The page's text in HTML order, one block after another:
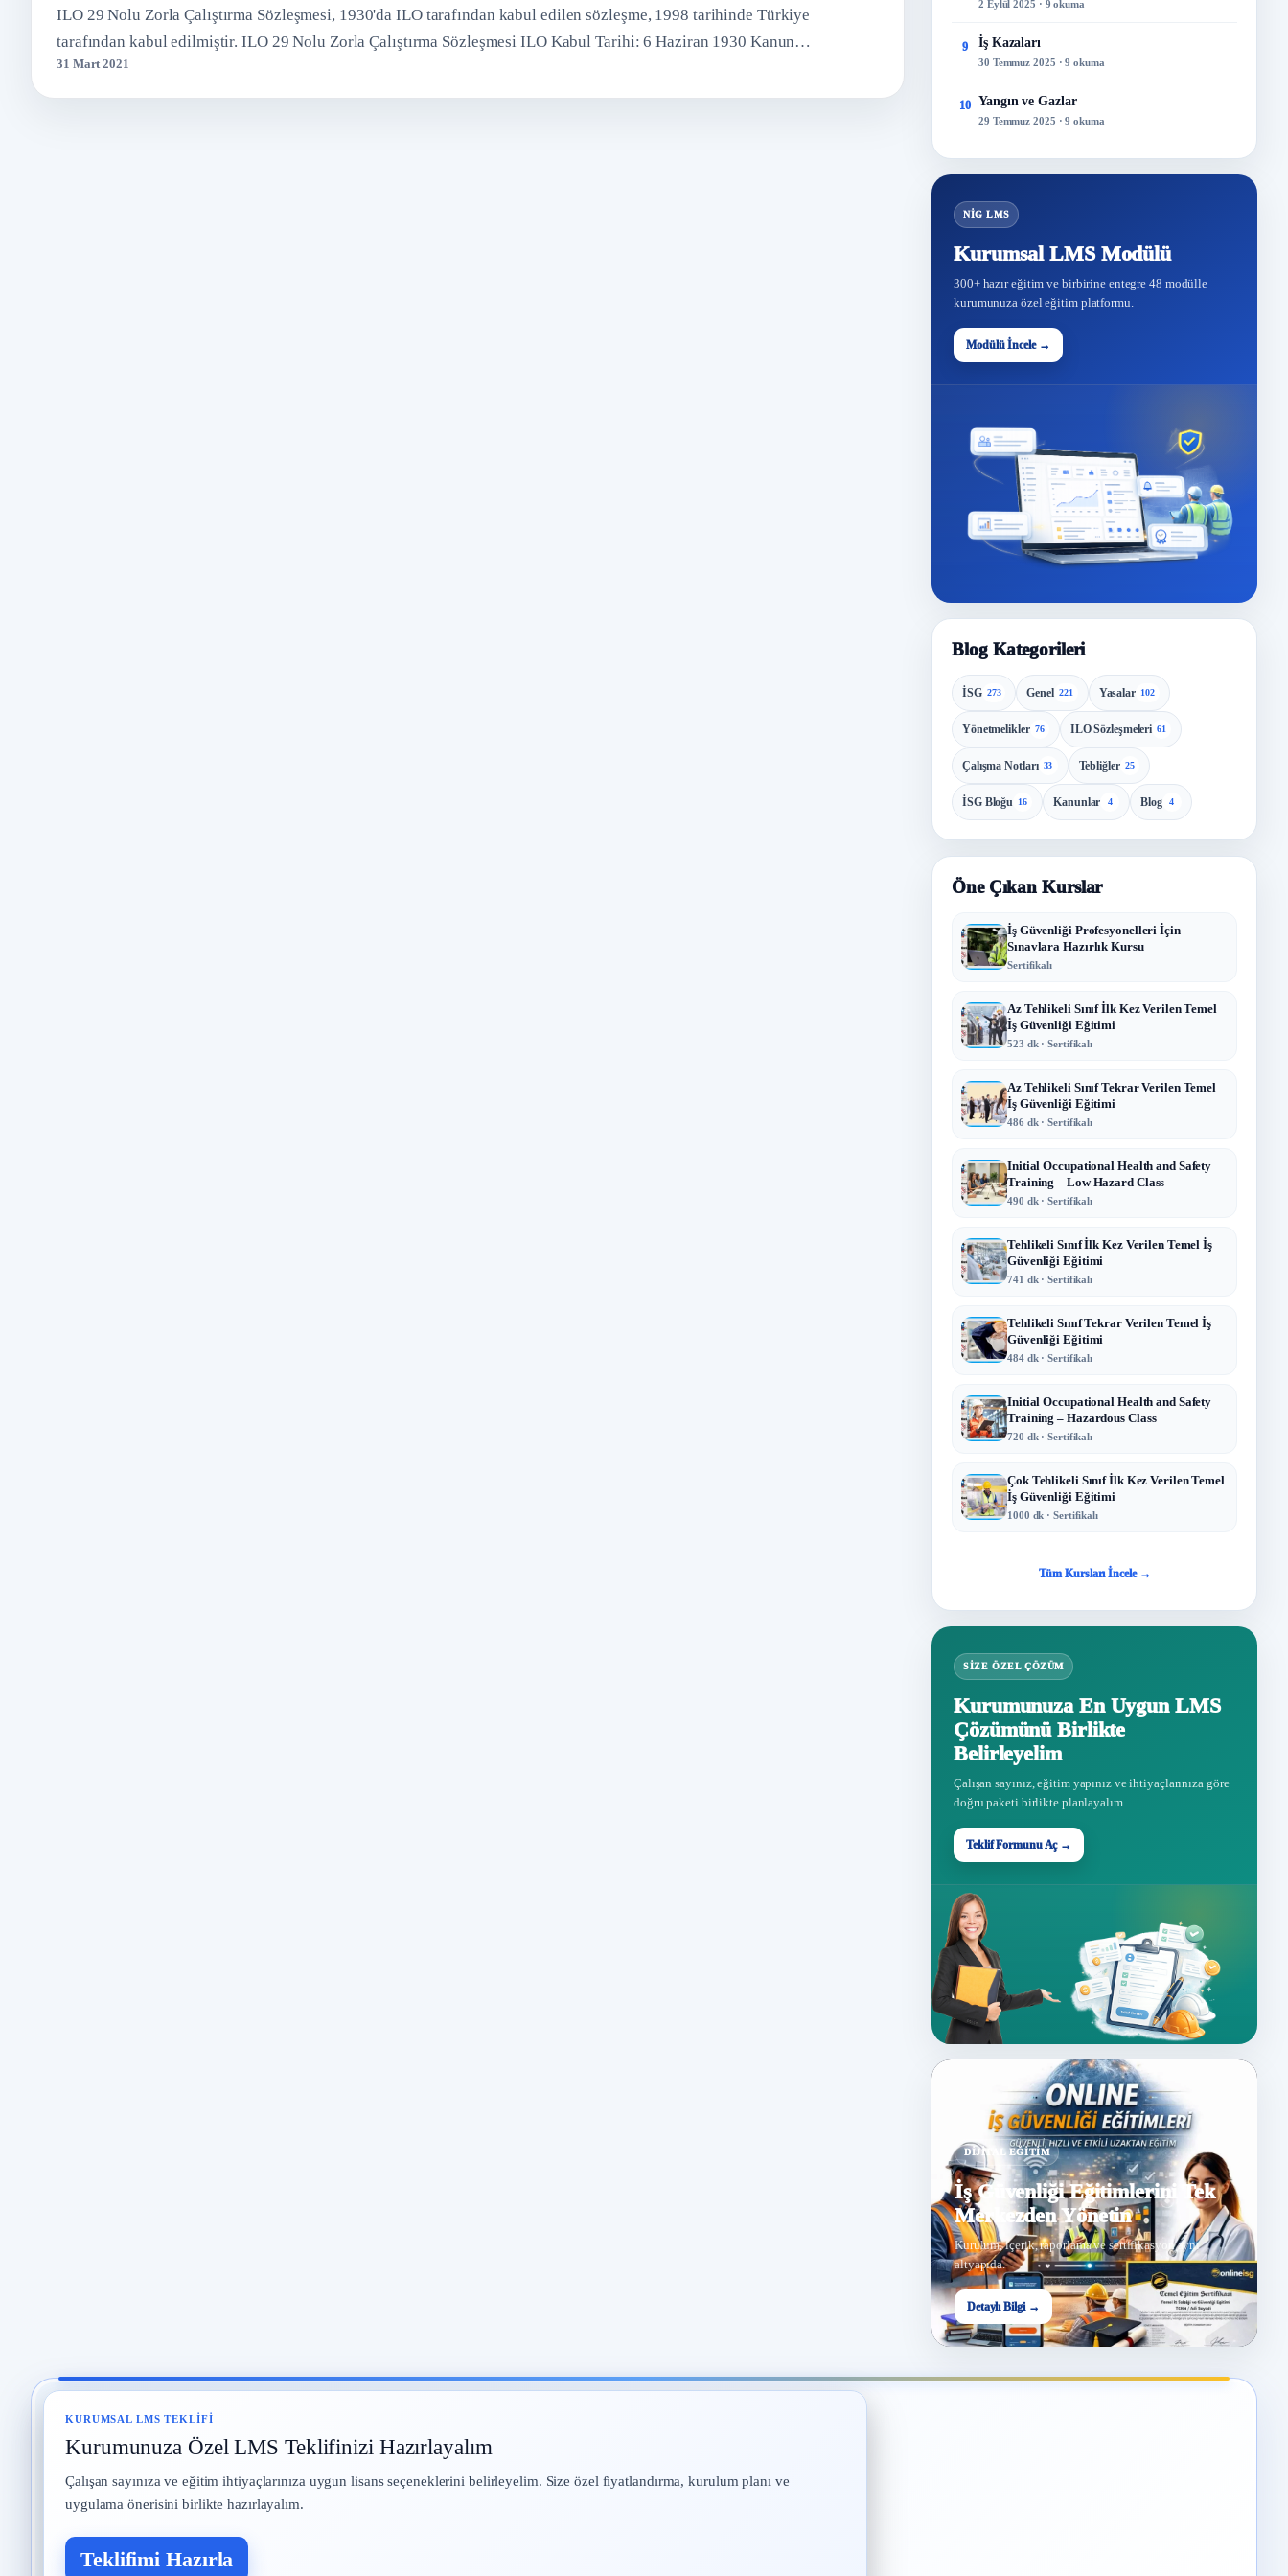
ILO 29 Nolu Zorla Çalıştırma Sözleşmesi, 1930'da ILO tarafından kabul edilen sözleşme, 1998 tarihinde Türkiye
tarafından kabul edilmiştir. ILO 29 Nolu Zorla Çalıştırma Sözleşmesi ILO Kabul Tarihi: 6 Haziran 1930 Kanun…
31 Mart 2021
2 Eylül 2025 · 9 okuma
9 İş Kazaları
30 Temmuz 2025 · 9 okuma
10 Yangın ve Gazlar
29 Temmuz 2025 · 9 okuma
NİG LMS
Kurumsal LMS Modülü
300+ hazır eğitim ve birbirine entegre 48 modülle
kurumunuza özel eğitim platformu.
Modülü İncele →
Blog Kategorileri
İSG 273 Genel 221 Yasalar 102
Yönetmelikler 76 ILO Sözleşmeleri 61
Çalışma Notları 33 Tebliğler 25
İSG Bloğu 16 Kanunlar 4 Blog 4
Öne Çıkan Kurslar
İş Güvenliği Profesyonelleri İçin
Sınavlara Hazırlık Kursu
Sertifikalı
Az Tehlikeli Sınıf İlk Kez Verilen Temel
İş Güvenliği Eğitimi
523 dk · Sertifikalı
Az Tehlikeli Sınıf Tekrar Verilen Temel
İş Güvenliği Eğitimi
486 dk · Sertifikalı
Initial Occupational Health and Safety
Training – Low Hazard Class
490 dk · Sertifikalı
Tehlikeli Sınıf İlk Kez Verilen Temel İş
Güvenliği Eğitimi
741 dk · Sertifikalı
Tehlikeli Sınıf Tekrar Verilen Temel İş
Güvenliği Eğitimi
484 dk · Sertifikalı
Initial Occupational Health and Safety
Training – Hazardous Class
720 dk · Sertifikalı
Çok Tehlikeli Sınıf İlk Kez Verilen Temel
İş Güvenliği Eğitimi
1000 dk · Sertifikalı
Tüm Kursları İncele →
SIZE ÖZEL ÇÖZÜM
Kurumunuza En Uygun LMS
Çözümünü Birlikte
Belirleyelim
Çalışan sayınız, eğitim yapınız ve ihtiyaçlarınıza göre
doğru paketi birlikte planlayalım.
Teklif Formunu Aç →
DIJITAL EĞITIM
İş Güvenliği Eğitimlerini Tek
Merkezden Yönetin
Kurulum, içerik, raporlama ve sertifikasyon aynı
altyapıda.
Detaylı Bilgi →
KURUMSAL LMS TEKLIFI
Kurumunuza Özel LMS Teklifinizi Hazırlayalım
Çalışan sayınıza ve eğitim ihtiyaçlarınıza uygun lisans seçeneklerini belirleyelim. Size özel fiyatlandırma, kurulum planı ve
uygulama önerisini birlikte hazırlayalım.
Teklifimi Hazırla